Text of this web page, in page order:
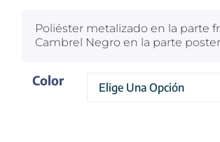
Poliéster metalizado en la parte
Cambrel Negro en la parte
Color